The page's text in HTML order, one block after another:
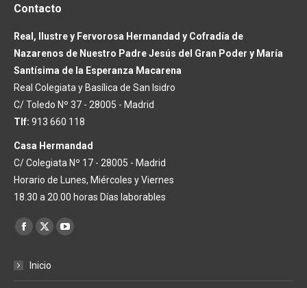
Contacto
Real, Ilustre y Fervorosa Hermandad y Cofradía de
Nazarenos de Nuestro Padre Jesús del Gran Poder y María
Santísima de la Esperanza Macarena
Real Colegiata y Basílica de San Isidro
C/ Toledo Nº 37 - 28005 - Madrid
Tlf: 913 660 118
Casa Hermandad
C/ Colegiata Nº 17 - 28005 - Madrid
Horario de Lunes, Miércoles y Viernes
18.30 a 20.00 horas Días laborables
Encuéntranos en:
Facebook
opens
X
opens
YouTube
Inicio